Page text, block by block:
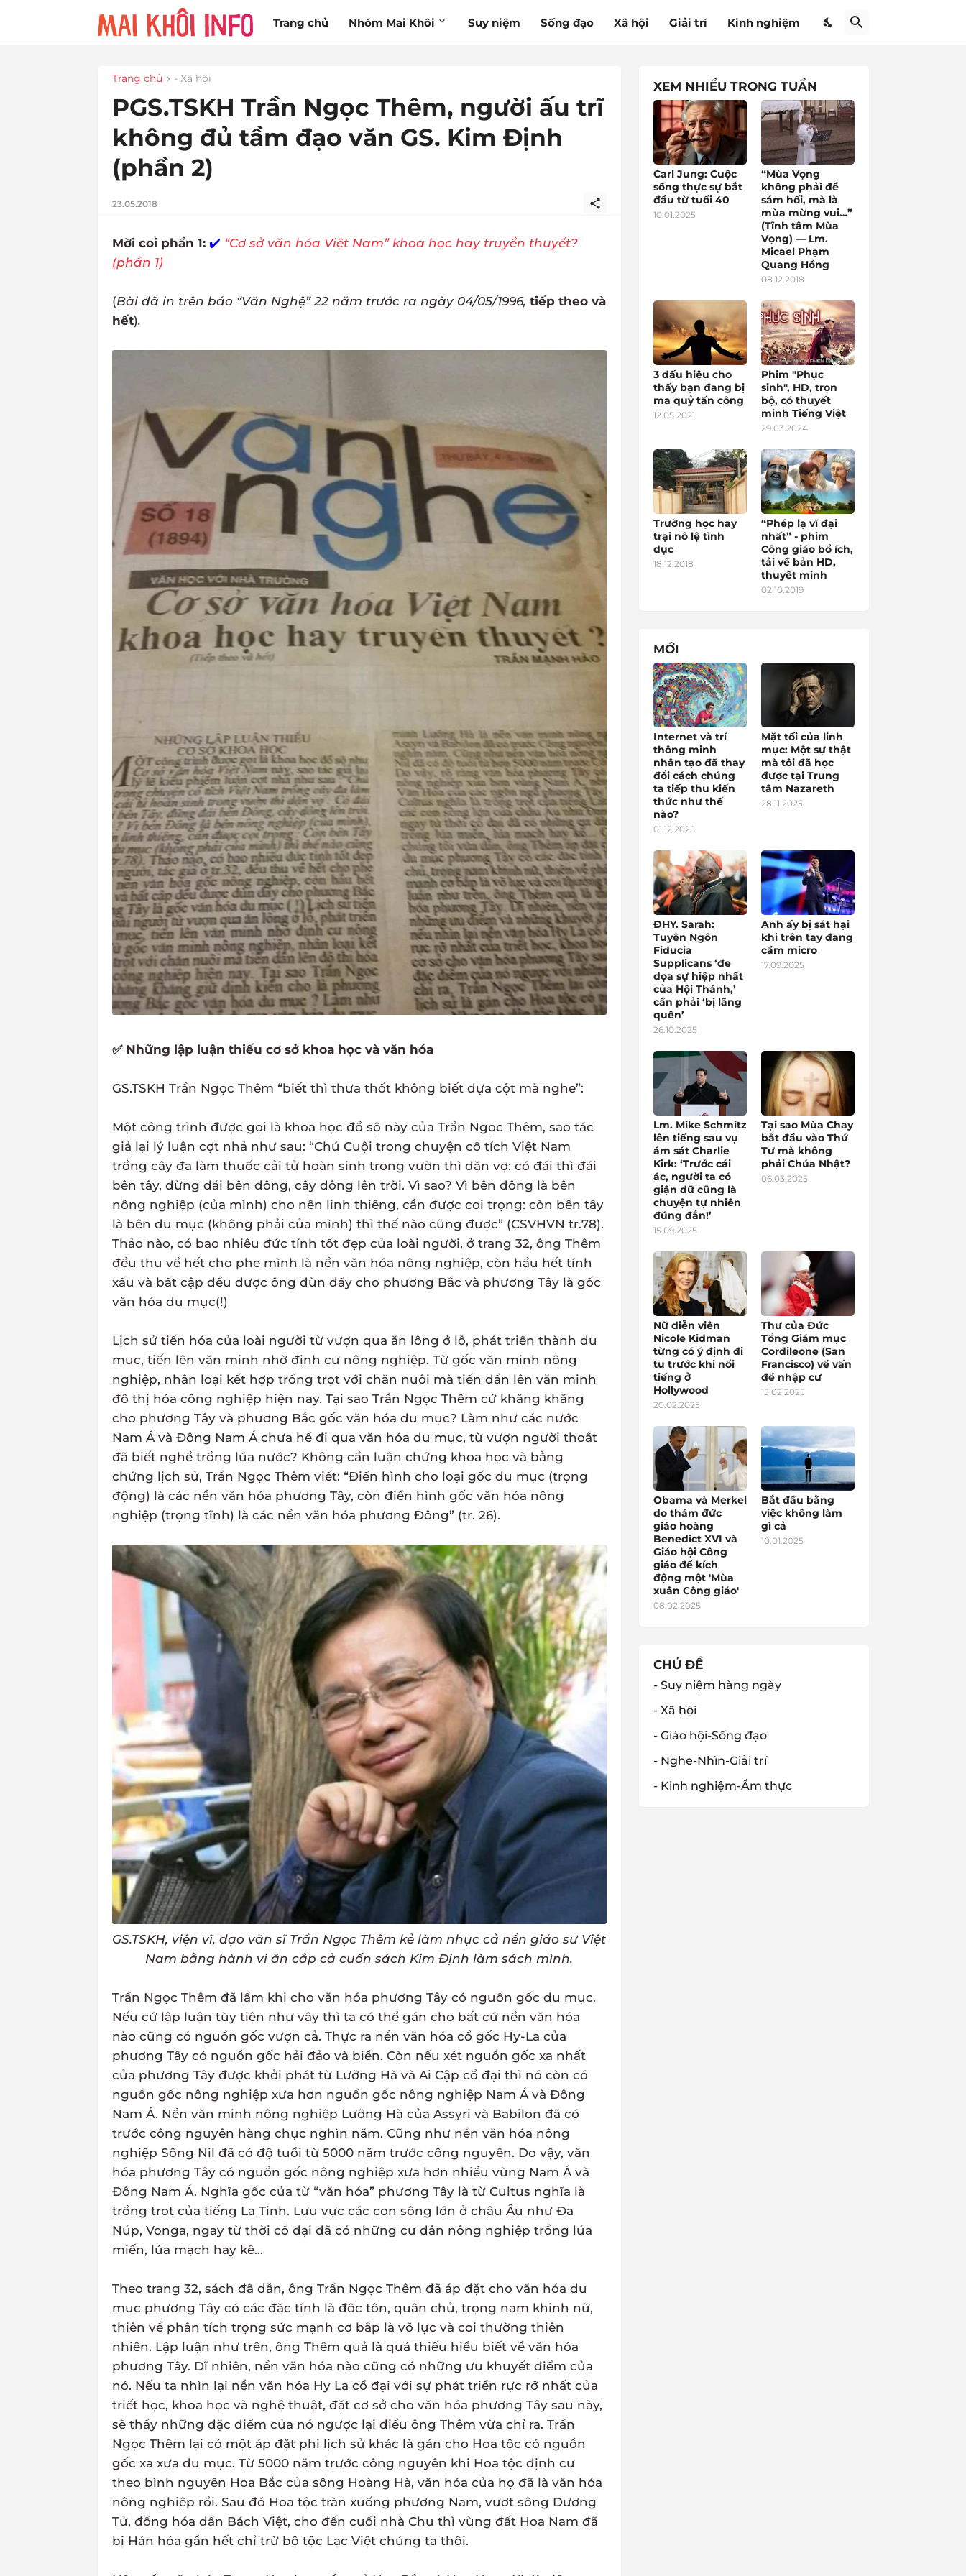
Trang chủ Nhóm Mai Khôi Suy niệm Sống đạo Xã hội Giải trí Kinh nghiệm
Trang chủ - Xã hội
PGS.TSKH Trần Ngọc Thêm, người ấu trĩ
không đủ tầm đạo văn GS. Kim Định
(phần 2)
23.05.2018
Mời coi phần 1: ✔️ “Cơ sở văn hóa Việt Nam” khoa học hay truyền thuyết?
(phần 1)
(Bài đã in trên báo “Văn Nghệ” 22 năm trước ra ngày 04/05/1996, tiếp theo và
hết).
✅ Những lập luận thiếu cơ sở khoa học và văn hóa
GS.TSKH Trần Ngọc Thêm “biết thì thưa thốt không biết dựa cột mà nghe”:
Một công trình được gọi là khoa học đồ sộ này của Trần Ngọc Thêm, sao tác
giả lại lý luận cợt nhả như sau: “Chú Cuội trong chuyện cổ tích Việt Nam
trồng cây đa làm thuốc cải tử hoàn sinh trong vườn thì dặn vợ: có đái thì đái
bên tây, đừng đái bên đông, cây dông lên trời. Vì sao? Vì bên đông là bên
nông nghiệp (của mình) cho nên linh thiêng, cần được coi trọng: còn bên tây
là bên du mục (không phải của mình) thì thế nào cũng được” (CSVHVN tr.78).
Thảo nào, có bao nhiêu đức tính tốt đẹp của loài người, ở trang 32, ông Thêm
đều thu về hết cho phe mình là nền văn hóa nông nghiệp, còn hầu hết tính
xấu và bất cập đều được ông đùn đẩy cho phương Bắc và phương Tây là gốc
văn hóa du mục(!)
Lịch sử tiến hóa của loài người từ vượn qua ăn lông ở lỗ, phát triển thành du
mục, tiến lên văn minh nhờ định cư nông nghiệp. Từ gốc văn minh nông
nghiệp, nhân loại kết hợp trồng trọt với chăn nuôi mà tiến dần lên văn minh
đô thị hóa công nghiệp hiện nay. Tại sao Trần Ngọc Thêm cứ khăng khăng
cho phương Tây và phương Bắc gốc văn hóa du mục? Làm như các nước
Nam Á và Đông Nam Á chưa hề đi qua văn hóa du mục, từ vượn người thoắt
đã biết nghề trồng lúa nước? Không cần luận chứng khoa học và bằng
chứng lịch sử, Trần Ngọc Thêm viết: “Điển hình cho loại gốc du mục (trọng
động) là các nền văn hóa phương Tây, còn điển hình gốc văn hóa nông
nghiệp (trọng tĩnh) là các nền văn hóa phương Đông” (tr. 26).
GS.TSKH, viện vĩ, đạo văn sĩ Trần Ngọc Thêm kẻ làm nhục cả nền giáo sư Việt
Nam bằng hành vi ăn cắp cả cuốn sách Kim Định làm sách mình.
Trần Ngọc Thêm đã lầm khi cho văn hóa phương Tây có nguồn gốc du mục.
Nếu cứ lập luận tùy tiện như vậy thì ta có thể gán cho bất cứ nền văn hóa
nào cũng có nguồn gốc vượn cả. Thực ra nền văn hóa cổ gốc Hy-La của
phương Tây có nguồn gốc hải đảo và biển. Còn nếu xét nguồn gốc xa nhất
của phương Tây được khởi phát từ Lưỡng Hà và Ai Cập cổ đại thì nó còn có
nguồn gốc nông nghiệp xưa hơn nguồn gốc nông nghiệp Nam Á và Đông
Nam Á. Nền văn minh nông nghiệp Lưỡng Hà của Assyri và Babilon đã có
trước công nguyên hàng chục nghìn năm. Cũng như nền văn hóa nông
nghiệp Sông Nil đã có độ tuổi từ 5000 năm trước công nguyên. Do vậy, văn
hóa phương Tây có nguồn gốc nông nghiệp xưa hơn nhiều vùng Nam Á và
Đông Nam Á. Nghĩa gốc của từ “văn hóa” phương Tây là từ Cultus nghĩa là
trồng trọt của tiếng La Tinh. Lưu vực các con sông lớn ở châu Âu như Đa
Núp, Vonga, ngay từ thời cổ đại đã có những cư dân nông nghiệp trồng lúa
miến, lúa mạch hay kê…
Theo trang 32, sách đã dẫn, ông Trần Ngọc Thêm đã áp đặt cho văn hóa du
mục phương Tây có các đặc tính là độc tôn, quân chủ, trọng nam khinh nữ,
thiên về phân tích trọng sức mạnh cơ bắp là võ lực và coi thường thiên
nhiên. Lập luận như trên, ông Thêm quả là quá thiếu hiểu biết về văn hóa
phương Tây. Dĩ nhiên, nền văn hóa nào cũng có những ưu khuyết điểm của
nó. Nếu ta nhìn lại nền văn hóa Hy La cổ đại với sự phát triển rực rỡ nhất của
triết học, khoa học và nghệ thuật, đặt cơ sở cho văn hóa phương Tây sau này,
sẽ thấy những đặc điểm của nó ngược lại điều ông Thêm vừa chỉ ra. Trần
Ngọc Thêm lại có một áp đặt phi lịch sử khác là gán cho Hoa tộc có nguồn
gốc xa xưa du mục. Từ 5000 năm trước công nguyên khi Hoa tộc định cư
theo bình nguyên Hoa Bắc của sông Hoàng Hà, văn hóa của họ đã là văn hóa
nông nghiệp rồi. Sau đó Hoa tộc tràn xuống phương Nam, vượt sông Dương
Tử, đồng hóa dần Bách Việt, cho đến cuối nhà Chu thì vùng đất Hoa Nam đã
bị Hán hóa gần hết chỉ trừ bộ tộc Lạc Việt chúng ta thôi.
XEM NHIỀU TRONG TUẦN
Carl Jung: Cuộc
sống thực sự bắt
đầu từ tuổi 40
10.01.2025
“Mùa Vọng
không phải để
sám hối, mà là
mùa mừng vui…”
(Tĩnh tâm Mùa
Vọng) — Lm.
Micael Phạm
Quang Hồng
08.12.2018
3 dấu hiệu cho
thấy bạn đang bị
ma quỷ tấn công
12.05.2021
Phim "Phục
sinh", HD, trọn
bộ, có thuyết
minh Tiếng Việt
29.03.2024
Trường học hay
trại nô lệ tình
dục
18.12.2018
“Phép lạ vĩ đại
nhất” - phim
Công giáo bổ ích,
tải về bản HD,
thuyết minh
02.10.2019
MỚI
Internet và trí
thông minh
nhân tạo đã thay
đổi cách chúng
ta tiếp thu kiến
thức như thế
nào?
01.12.2025
Mặt tối của linh
mục: Một sự thật
mà tôi đã học
được tại Trung
tâm Nazareth
28.11.2025
ĐHY. Sarah:
Tuyên Ngôn
Fiducia
Supplicans ‘đe
dọa sự hiệp nhất
của Hội Thánh,’
cần phải ‘bị lãng
quên’
26.10.2025
Anh ấy bị sát hại
khi trên tay đang
cầm micro
17.09.2025
Lm. Mike Schmitz
lên tiếng sau vụ
ám sát Charlie
Kirk: ‘Trước cái
ác, người ta có
giận dữ cũng là
chuyện tự nhiên
đúng đắn!’
15.09.2025
Tại sao Mùa Chay
bắt đầu vào Thứ
Tư mà không
phải Chúa Nhật?
06.03.2025
Nữ diễn viên
Nicole Kidman
từng có ý định đi
tu trước khi nổi
tiếng ở
Hollywood
20.02.2025
Thư của Đức
Tổng Giám mục
Cordileone (San
Francisco) về vấn
đề nhập cư
15.02.2025
Obama và Merkel
do thám đức
giáo hoàng
Benedict XVI và
Giáo hội Công
giáo để kích
động một 'Mùa
xuân Công giáo'
08.02.2025
Bắt đầu bằng
việc không làm
gì cả
10.01.2025
CHỦ ĐỀ
- Suy niệm hàng ngày
- Xã hội
- Giáo hội-Sống đạo
- Nghe-Nhìn-Giải trí
- Kinh nghiệm-Ẩm thực